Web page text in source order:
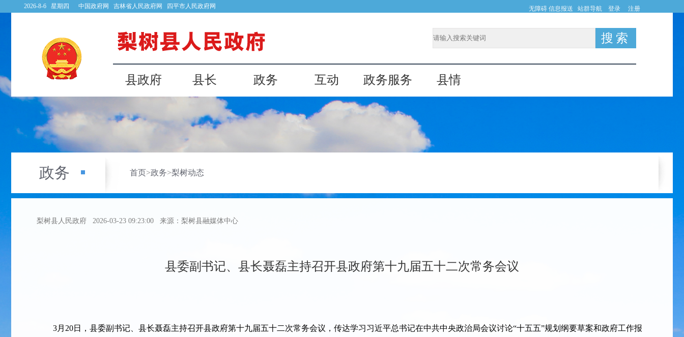
2026-8-6 星期四 中国政府网 吉林省人民政府网 四平市人民政府网 无障碍 信息报送 站群导航 登录 注册
县政府 县长 政务 互动 政务服务 县情
政务 首页>政务>梨树动态
梨树县人民政府 2026-03-23 09:23:00 来源：梨树县融媒体中心
县委副书记、县长聂磊主持召开县政府第十九届五十二次常务会议
3月20日，县委副书记、县长聂磊主持召开县政府第十九届五十二次常务会议，传达学习习近平总书记在中共中央政治局会议讨论“十五五”规划纲要草案和政府工作报